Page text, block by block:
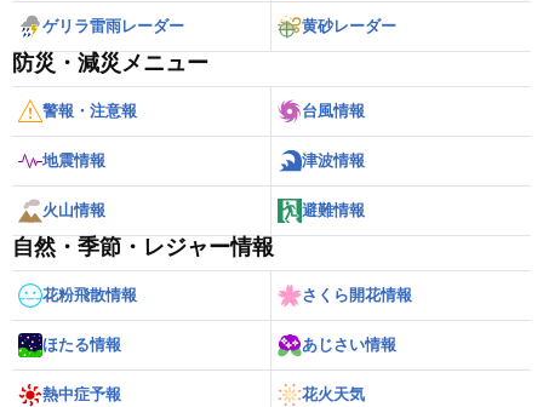
ゲリラ雷雨レーダー 黄砂レーダー
防災・減災メニュー
警報・注意報 台風情報
地震情報 津波情報
火山情報 避難情報
自然・季節・レジャー情報
花粉飛散情報 さくら開花情報
ほたる情報 あじさい情報
熱中症予報 花火天気